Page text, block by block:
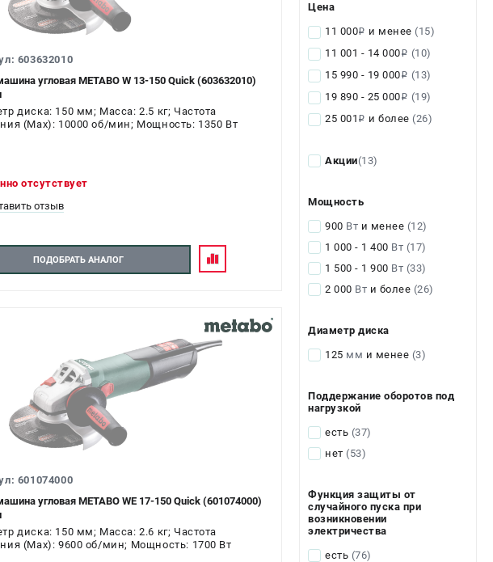
603632010
угловая METABO W 13-150 Quick (603632010)
диска: 150 мм; Масса: 2.5 кг; Частота
(Max): 10000 об/мин; Мощность: 1350 Вт
отсутствует
отзыв
ПОДОБРАТЬ АНАЛОГ
601074000
угловая METABO WE 17-150 Quick (601074000)
диска: 150 мм; Масса: 2.6 кг; Частота
(Max): 9600 об/мин; Мощность: 1700 Вт
Цена
11 000i и менее (15)
11 001 - 14 000i (10)
15 990 - 19 000i (13)
19 890 - 25 000i (19)
25 001 i и более (26)
Акции(13)
Мощность
900 Вт и менее (12)
1 000 - 1 400 Вт (17)
1 500 - 1 900 Вт (33)
2 000 Вт и более (26)
Диаметр диска
125 мм и менее (3)
Поддержание оборотов под
нагрузкой
есть (37)
нет (53)
Функция защиты от
случайного пуска при
возникновении
электричества
есть (76)